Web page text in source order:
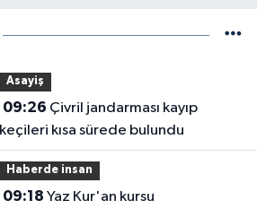
Asayiş
09:26
keçileri kısa sürede bulundu
Haberde insan
09:18